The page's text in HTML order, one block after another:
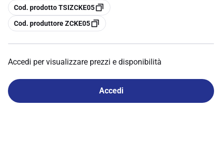
copia
Cod. prodotto TSIZCKE05
copia
Cod. produttore ZCKE05
Accedi per visualizzare prezzi e disponibilità
Accedi